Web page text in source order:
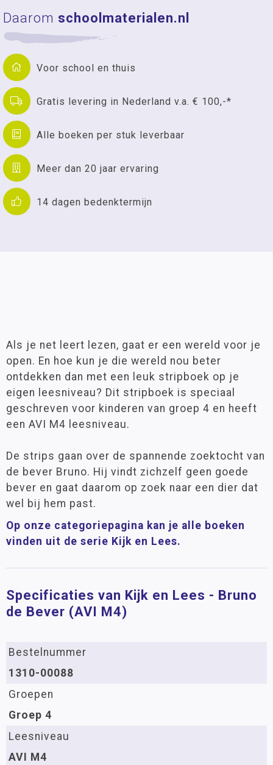
Daarom schoolmaterialen.nl
Voor school en thuis
Gratis levering in Nederland v.a. € 100,-*
Alle boeken per stuk leverbaar
Meer dan 20 jaar ervaring
14 dagen bedenktermijn
Als je net leert lezen, gaat er een wereld voor je
open. En hoe kun je die wereld nou beter
ontdekken dan met een leuk stripboek op je
eigen leesniveau? Dit stripboek is speciaal
geschreven voor kinderen van groep 4 en heeft
een AVI M4 leesniveau.
De strips gaan over de spannende zoektocht van
de bever Bruno. Hij vindt zichzelf geen goede
bever en gaat daarom op zoek naar een dier dat
wel bij hem past.
Op onze categoriepagina kan je alle boeken
vinden uit de serie Kijk en Lees.
Specificaties van Kijk en Lees - Bruno
de Bever (AVI M4)
Bestelnummer
1310-00088
Groepen
Groep 4
Leesniveau
AVI M4